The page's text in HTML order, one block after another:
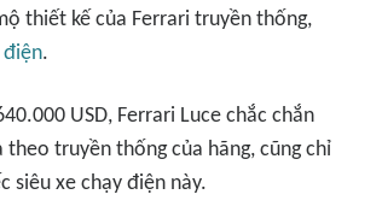
thiết kế của Ferrari truyền thống,
điện.
USD, Ferrari Luce chắc chắn
truyền thống của hãng, cũng chỉ
siêu xe chạy điện này.